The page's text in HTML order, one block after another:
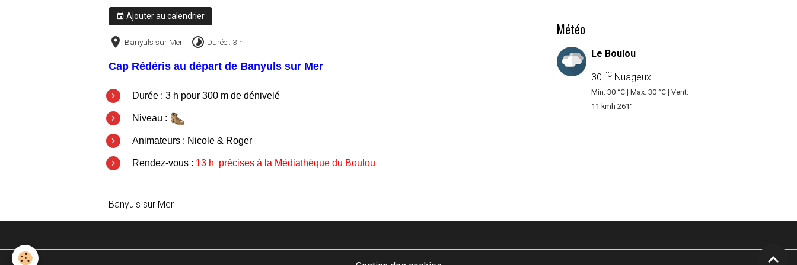
Ajouter au calendrier
Banyuls sur Mer Durée : 3 h
Cap Rédéris au départ de Banyuls sur Mer
Durée : 3 h pour 300 m de dénivelé
Niveau :
Animateurs : Nicole & Roger
Rendez-vous : 13 h précises à la Médiathèque du Boulou
Banyuls sur Mer
Météo
Le Boulou
30 °C Nuageux
Min: 30 °C | Max: 30 °C | Vent:
11 kmh 261°